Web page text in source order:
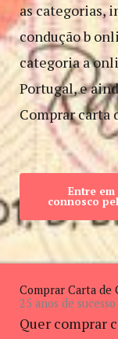
as categorias,
condução b
categoria a
Portugal, e
Comprar carta
Entre
connosco
Comprar Carta de
25 anos de
Quer comprar